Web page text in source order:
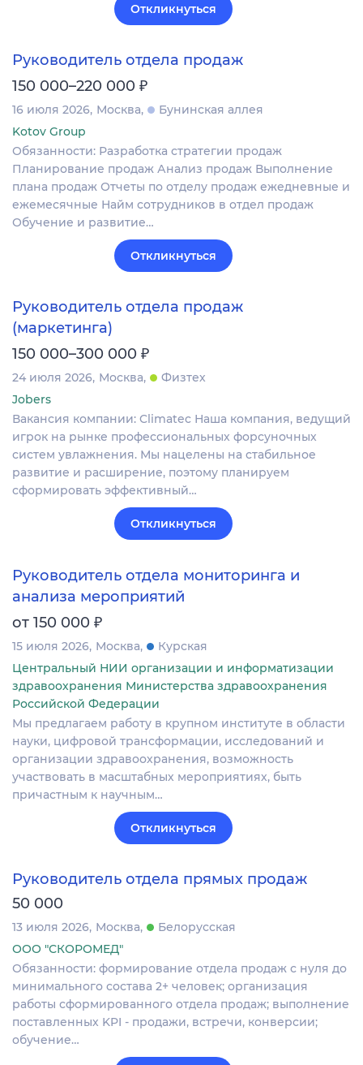
Откликнуться
Руководитель отдела продаж
150 000–220 000 ₽
16 июля 2026 Москва
Бунинская аллея
Kotov Group
Обязанности: Разработка стратегии продаж
Планирование продаж Анализ продаж Выполнение
плана продаж Отчеты по отделу продаж ежедневные и
ежемесячные Найм сотрудников в отдел продаж
Обучение и развитие…
Откликнуться
Руководитель отдела продаж
(маркетинга)
150 000–300 000 ₽
24 июля 2026 Москва
Физтех
Jobers
Вакансия компании: Climatec Наша компания, ведущий
игрок на рынке профессиональных форсуночных
систем увлажнения. Мы нацелены на стабильное
развитие и расширение, поэтому планируем
сформировать эффективный…
Откликнуться
Руководитель отдела мониторинга и
анализа мероприятий
от 150 000 ₽
15 июля 2026 Москва
Курская
Центральный НИИ организации и информатизации
здравоохранения Министерства здравоохранения
Российской Федерации
Мы предлагаем работу в крупном институте в области
науки, цифровой трансформации, исследований и
организации здравоохранения, возможность
участвовать в масштабных мероприятиях, быть
причастным к научным…
Откликнуться
Руководитель отдела прямых продаж
50 000
13 июля 2026 Москва
Белорусская
ООО "СКОРОМЕД"
Обязанности: формирование отдела продаж с нуля до
минимального состава 2+ человек; организация
работы сформированного отдела продаж; выполнение
поставленных KPI - продажи, встречи, конверсии;
обучение…